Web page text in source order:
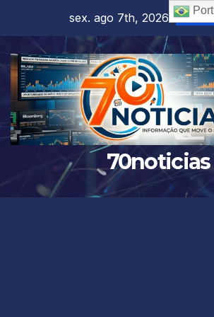
content
sex. ago 7th, 2026
70noticias